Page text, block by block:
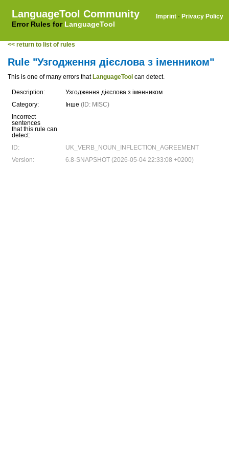
LanguageTool Community
Error Rules for LanguageTool
Imprint · Privacy Policy
<< return to list of rules
Rule "Узгодження дієслова з іменником"
This is one of many errors that LanguageTool can detect.
Description:
Узгодження дієслова з іменником
Category:
Інше (ID: MISC)
Incorrect
sentences
that this rule can
detect:
ID:
UK_VERB_NOUN_INFLECTION_AGREEMENT
Version:
6.8-SNAPSHOT (2026-05-04 22:33:08 +0200)